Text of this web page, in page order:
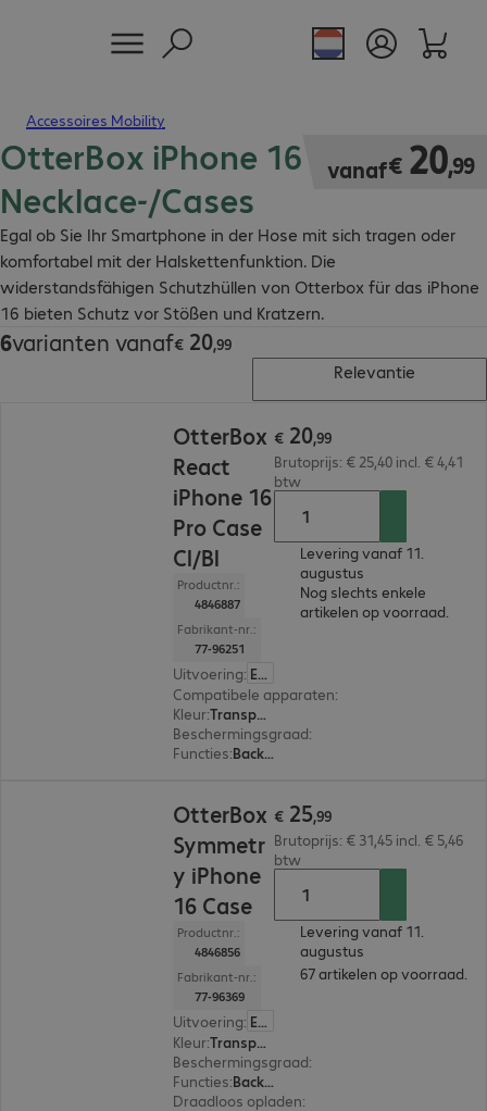
Accessoires Mobility
OtterBox iPhone 16
Necklace-/Cases
Egal ob Sie Ihr Smartphone in der Hose mit sich tragen oder
komfortabel mit der Halskettenfunktion. Die
widerstandsfähigen Schutzhüllen von Otterbox für das iPhone
16 bieten Schutz vor Stößen und Kratzern.
vanaf€ 20,99
€ 20,99
6varianten vanaf€ 20,99
€ 20,99
Relevantie
OtterBox
React
iPhone 16
Pro Case
Cl/Bl
Productnr.:
4846887
Fabrikant-nr.:
77-96251
Uitvoering: Europa
Compatibele apparaten:
Kleur:
Transparant, Zwart
Beschermingsgraad:
Functies: Back protection
€ 20,99
Brutoprijs: € 25,40 incl. € 4,41
btw
Levering vanaf 11.
augustus
Nog slechts enkele
artikelen op voorraad.
OtterBox
Symmetr
y iPhone
16 Case
Productnr.:
4846856
Fabrikant-nr.:
77-96369
Uitvoering: Europa
Kleur:
Transparant
Beschermingsgraad:
Functies:
Back protection
Draadloos opladen:
€ 25,99
Brutoprijs: € 31,45 incl. € 5,46
btw
Levering vanaf 11.
augustus
67 artikelen op voorraad.